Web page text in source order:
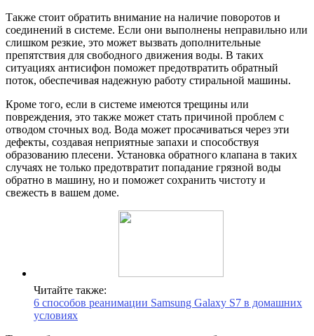
Также стоит обратить внимание на наличие поворотов и
соединений в системе. Если они выполнены неправильно или
слишком резкие, это может вызвать дополнительные
препятствия для свободного движения воды. В таких
ситуациях антисифон поможет предотвратить обратный
поток, обеспечивая надежную работу стиральной машины.
Кроме того, если в системе имеются трещины или
повреждения, это также может стать причиной проблем с
отводом сточных вод. Вода может просачиваться через эти
дефекты, создавая неприятные запахи и способствуя
образованию плесени. Установка обратного клапана в таких
случаях не только предотвратит попадание грязной воды
обратно в машину, но и поможет сохранить чистоту и
свежесть в вашем доме.
Читайте также:
6 способов реанимации Samsung Galaxy S7 в домашних
условиях